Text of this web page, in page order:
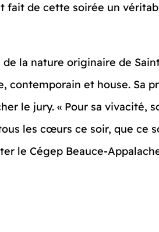
fait de cette soirée un
de la nature originaire de
et house. Sa
le jury. « Pour sa vivacité,
les cœurs ce soir, que ce
le Cégep Beauce-